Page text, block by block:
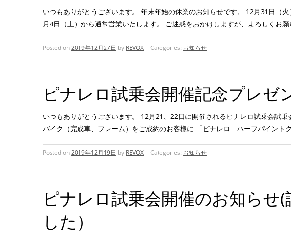
いつもありがとうございます。 年末年始の休業のお知らせです。 12月31日（
月4日（土）から通常営業いたします。 ご迷惑をおかけしますが、よろしくお
Posted on2019年12月27日 by REVOX Categories: お知らせ
ピナレロ試乗会開催記念プレゼ
いつもありがとうございます。 12月21、22日に開催されるピナレロ試乗会試
バイク（完成車、フレーム）をご成約のお客様に 「ピナレロ ハーフパイント
Posted on2019年12月19日 by REVOX Categories: お知らせ
ピナレロ試乗会開催のお知らせ
した）